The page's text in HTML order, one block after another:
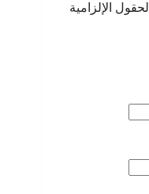
الحقول الإلزامية